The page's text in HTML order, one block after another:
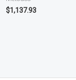
$1,137.93